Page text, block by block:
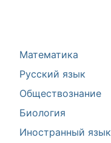
Математика
Русский язык
Обществознание
Биология
Иностранный язык